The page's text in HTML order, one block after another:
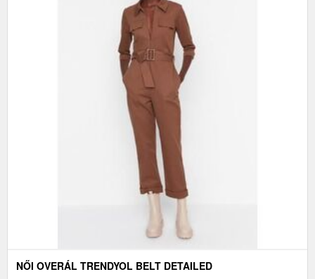
NŐI OVERÁL TRENDYOL BELT DETAILED